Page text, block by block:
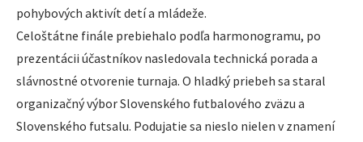
pohybových aktivít detí a mládeže.
Celoštátne finále prebiehalo podľa harmonogramu, po
prezentácii účastníkov nasledovala technická porada a
slávnostné otvorenie turnaja. O hladký priebeh sa staral
organizačný výbor Slovenského futbalového zväzu a
Slovenského futsalu. Podujatie sa nieslo nielen v znamení